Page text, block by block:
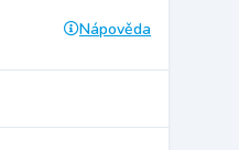
Nápověda